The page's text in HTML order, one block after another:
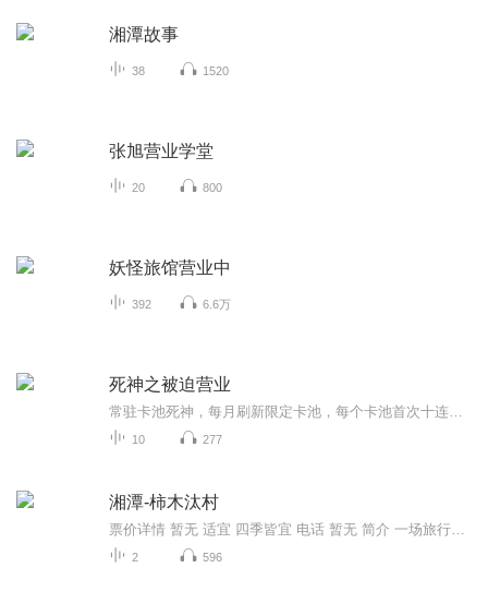
湘潭故事
38 1520
张旭营业学堂
20 800
妖怪旅馆营业中
392 6.6万
死神之被迫营业
10 277
湘潭-柿木汰村
2 596